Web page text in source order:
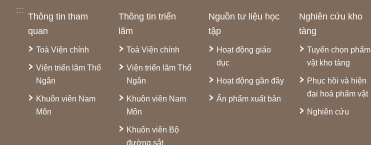
:::
Thông tin tham
quan
Toà Viện chính
Viện triển lãm Thổ
Ngân
Khuôn viên Nam
Môn
Thông tin triển
lãm
Toà Viện chính
Viện triển lãm Thổ
Ngân
Khuôn viên Nam
Môn
Khuôn viên Bộ
đường sắt
Nguồn tư liệu học
tập
Hoạt động giáo
dục
Hoạt động gần đây
Ấn phẩm xuất bản
Nghiên cứu kho
tàng
Tuyển chọn phẩm
vật kho tàng
Phục hồi và hiện
đại hoá phẩm vật
Nghiên cứu